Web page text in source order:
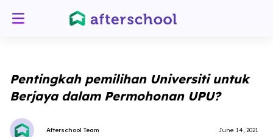
Pentingkah pemilihan Universiti untuk
Berjaya dalam Permohonan UPU?
Afterschool Team June 14, 2021